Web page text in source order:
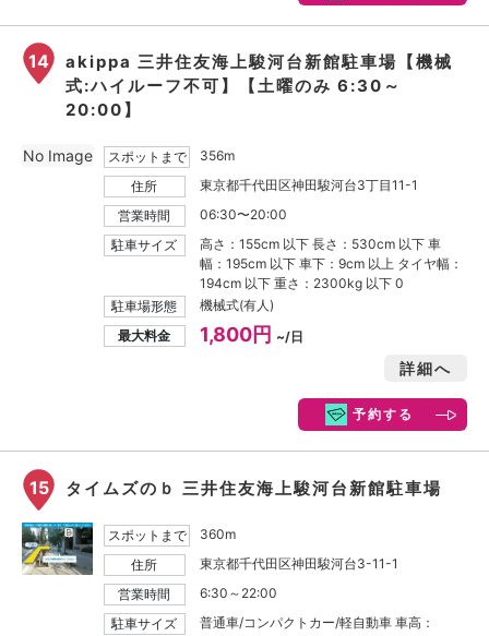
14
akippa 三井住友海上駿河台新館駐車場【機械
式:ハイルーフ不可】【土曜のみ 6:30～
20:00】
スポットまで
356m
住所
東京都千代田区神田駿河台3丁目11-1
営業時間
06:30〜20:00
駐車サイズ
高さ：155cm 以下 長さ：530cm 以下 車
幅：195cm 以下 車下：9cm 以上 タイヤ幅：
194cm 以下 重さ：2300kg 以下 0
駐車場形態
機械式(有人)
最大料金
1,800円 ~/日
詳細へ
予約する
No Image
15 タイムズのｂ 三井住友海上駿河台新館駐車場
スポットまで
360m
住所
東京都千代田区神田駿河台3-11-1
営業時間
6:30～22:00
駐車サイズ
普通車/コンパクトカー/軽自動車 車高：